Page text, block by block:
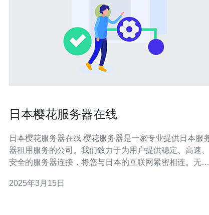
日本樱花服务器在线
日本樱花服务器在线 樱花服务器是一家专业提供日本服务
器租用服务的公司。我们致力于为用户提供稳定、高速、
安全的服务器连接，将您与日本的互联网紧密相连。无论
的选择。我们的服务器位于日本国内核心地带，拥有强大
2025年3月15日